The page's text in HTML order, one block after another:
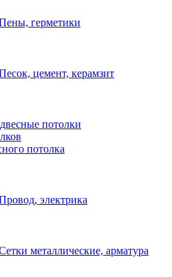
герметики
цемент, керамзит
потолки
потолка
электрика
металлические, арматура